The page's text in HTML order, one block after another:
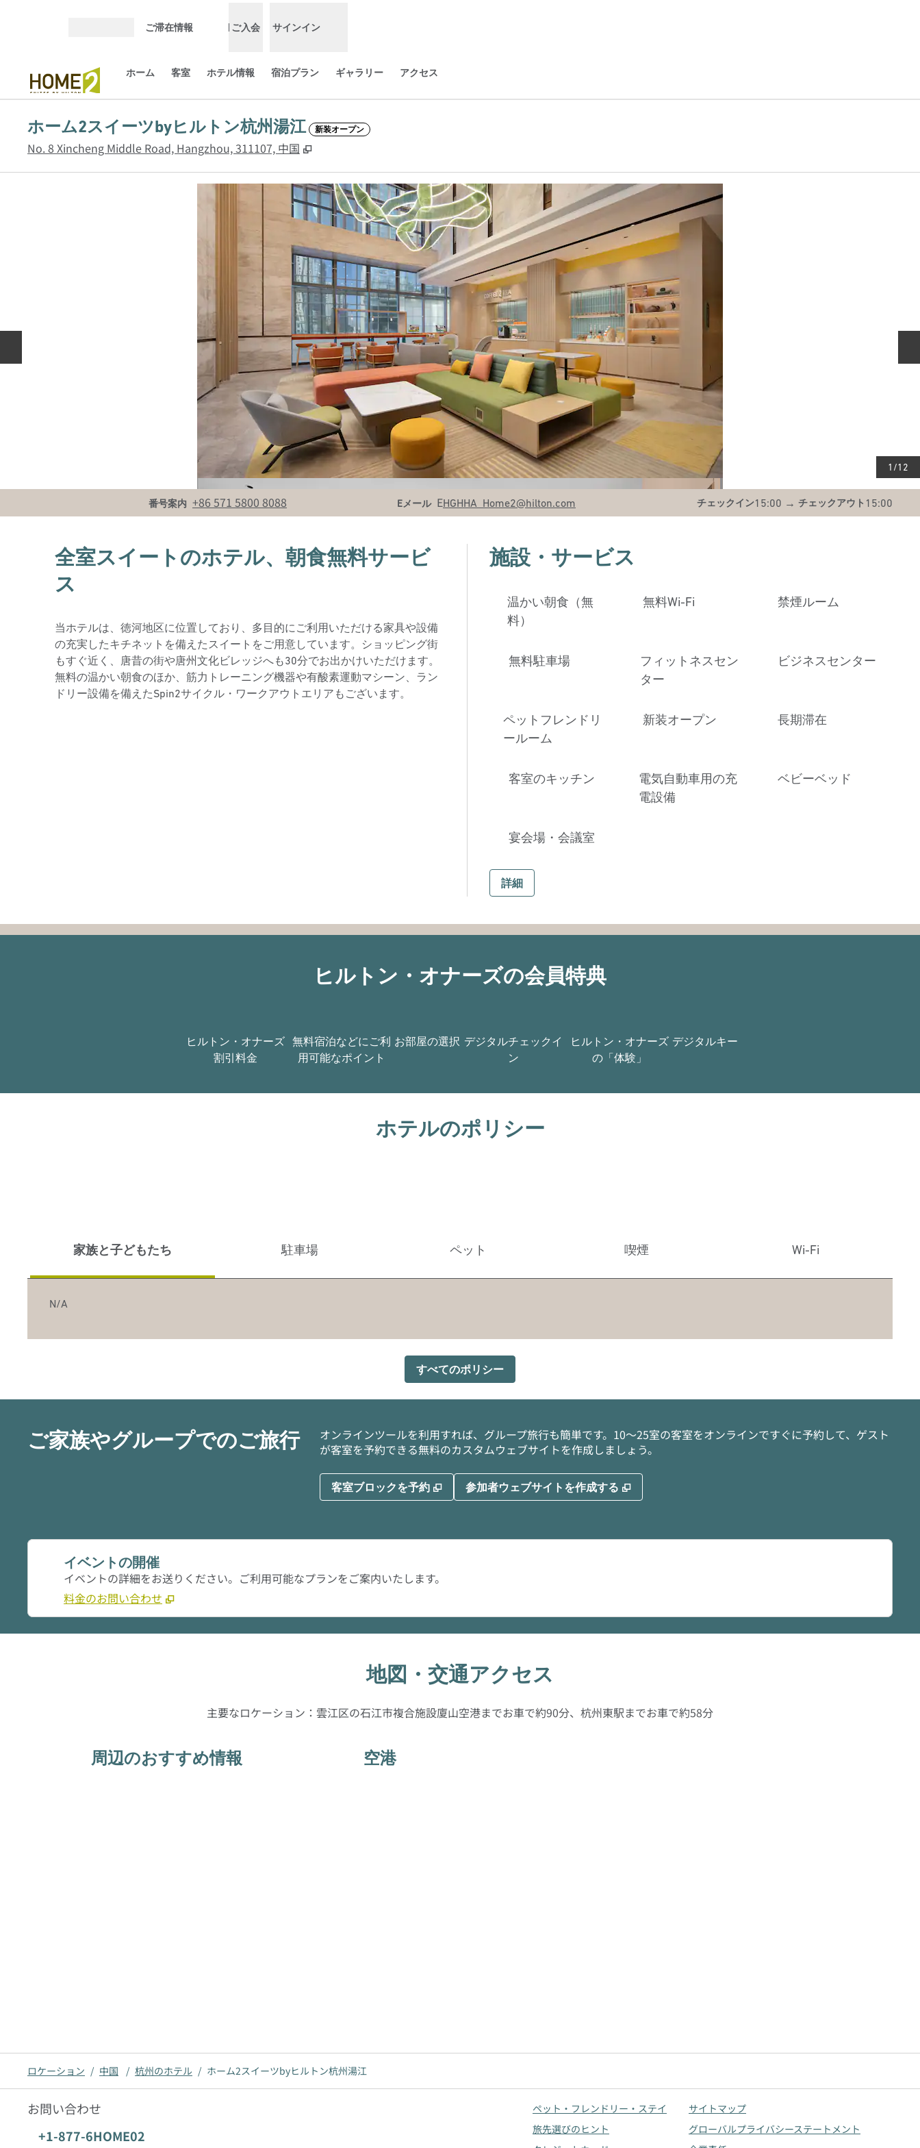
ご滞在情報 ご入会 サインイン
ホーム 客室 ホテル情報 宿泊プラン ギャラリー アクセス
ホーム2スイーツbyヒルトン杭州湯江 新装オープン
No. 8 Xincheng Middle Road, Hangzhou, 311107, 中国 ,
1 /12
番号案内
電話 +86 571 5800 8088 Eメール E
メール HGHHA_Home2@hilton.com チェックイン15:00 → チェックアウト 15:00
全室スイートのホテル、朝食無料サービ
ス
当ホテルは、徳河地区に位置しており、多目的にご利用いただける家具や設備
の充実したキチネットを備えたスイートをご用意しています。ショッピング街
もすぐ近く、唐昔の街や唐州文化ビレッジへも30分でお出かけいただけます。
無料の温かい朝食のほか、筋力トレーニング機器や有酸素運動マシーン、ラン
ドリー設備を備えたSpin2サイクル・ワークアウトエリアもございます。
施設・サービス
温かい朝食（無
料）
無料Wi-Fi 禁煙ルーム
無料駐車場
フィットネスセン
ター
ビジネスセンター
ペットフレンドリ
ールーム
新装オープン 長期滞在
客室のキッチン
電気自動車用の充
電設備
ベビーベッド
宴会場・会議室
詳細
ヒルトン・オナーズの会員特典
ヒルトン・オナーズ
割引料金
無料宿泊などにご利
用可能なポイント
お部屋の選択 デジタルチェックイ
ン
ヒルトン・オナーズ
の「体験」
デジタルキー
ホテルのポリシー
家族と子どもたち 駐車場 ペット 喫煙 Wi-Fi
N/A
すべてのポリシー
ご家族やグループでのご旅行
オンラインツールを利用すれば、グループ旅行も簡単です。10～25室の客室をオンラインですぐに予約して、ゲスト
が客室を予約できる無料のカスタムウェブサイトを作成しましょう。
客室ブロックを予約 , 新しいタブで開きます
参加者ウェブサイトを作成する ,
イベントの開催
イベントの詳細をお送りください。ご利用可能なプランをご案内いたします。
料金のお問い合わせ
地図・交通アクセス
主要なロケーション：雲江区の石江市複合施設廈山空港までお車で約90分、杭州東駅までお車で約58分
周辺のおすすめ情報 空港
ロケーション / 中国 / 杭州のホテル / ホーム2スイーツbyヒルトン杭州湯江
お問い合わせ
電話番号：
+1-877-6HOME02
ペット・フレンドリー・ステイ
旅先選びのヒント
サイトマップ
グローバルプライバシーステートメント